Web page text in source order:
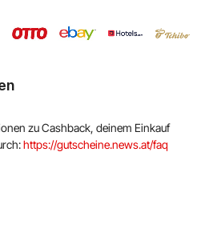
zu Cashback, deinem Einkauf
https://gutscheine.news.at/faq